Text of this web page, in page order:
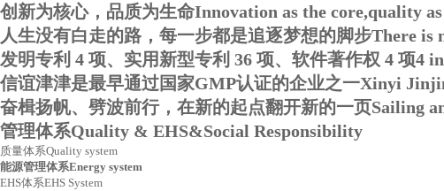
创新为核心，品质为生命Innovation as the core,quality
人生没有白走的路，每一步都是追逐梦想的脚步There is
发明专利 4 项、实用新型专利 36 项、软件著作权 4 项4
信谊津津是最早通过国家GMP认证的企业之一Xinyi
奋楫扬帆、劈波前行，在新的起点翻开新的一页Sailing
管理体系Quality & EHS&Social Responsibility
质量体系Quality system
能源管理体系Energy system
EHS体系EHS System